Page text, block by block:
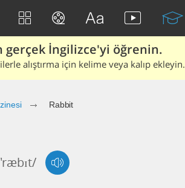
gerçek İngilizce'yi öğrenin.
alıştırma için kelime veya kalıp ekleyin.
Rabbit